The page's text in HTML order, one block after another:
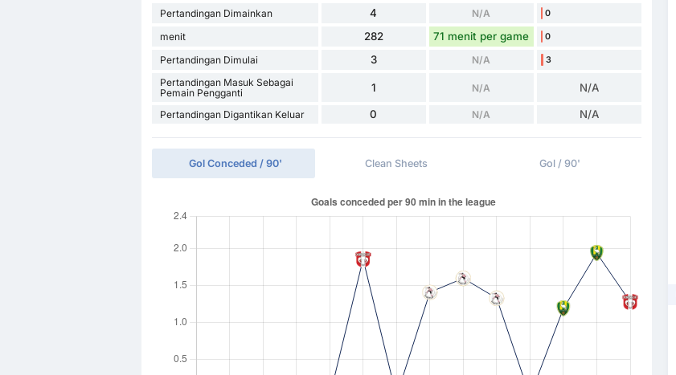
Pertandingan Dimainkan
4 N/A 0
menit 282 71 menit per game 0
Pertandingan Dimulai 3 N/A 3
Pertandingan Masuk Sebagai
Pemain Pengganti
1 N/A N/A
Pertandingan Digantikan Keluar 0 N/A N/A
Gol Conceded / 90' Clean Sheets Gol / 90'